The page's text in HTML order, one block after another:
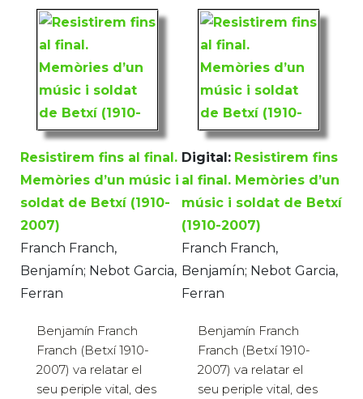
Resistirem fins al final.
Memòries d’un músic i
soldat de Betxí (1910-
2007)
Franch Franch,
Benjamín; Nebot Garcia,
Ferran
Benjamín Franch
Franch (Betxí 1910-
2007) va relatar el
seu periple vital, des
Digital: Resistirem fins
al final. Memòries d’un
músic i soldat de Betxí
(1910-2007)
Franch Franch,
Benjamín; Nebot Garcia,
Ferran
Benjamín Franch
Franch (Betxí 1910-
2007) va relatar el
seu periple vital, des